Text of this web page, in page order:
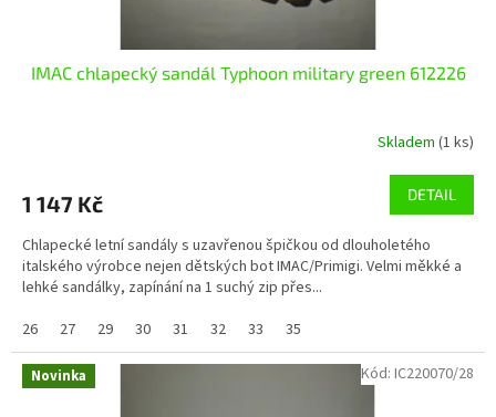
IMAC chlapecký sandál Typhoon military green 612226
Skladem (1 ks)
1 147 Kč DETAIL
Chlapecké letní sandály s uzavřenou špičkou od dlouholetého
italského výrobce nejen dětských bot IMAC/Primigi. Velmi měkké a
lehké sandálky, zapínání na 1 suchý zip přes...
26
27 29 30 31 32 33 35
Novinka Kód: IC220070/28